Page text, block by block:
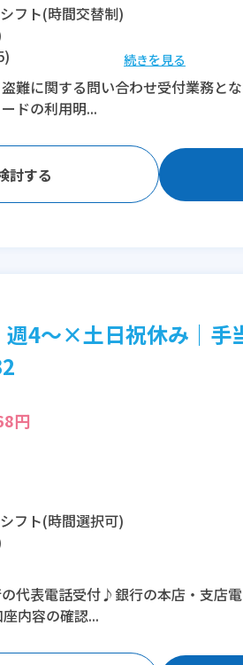
フト(時間交替制)
/月
続きを見る
難に関する問い合わせ受付業務と
ドの利用明...
週4～×土日祝休み｜手
円
フト(時間選択可)
/月
勤務応相談】
水・木のいずれかで要相談（月・
代表電話受付♪銀行の本店・支店
内容の確認...